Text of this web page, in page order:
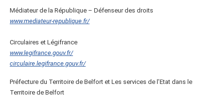
Médiateur de la République – Défenseur des droits
www.mediateur-republique.fr/
Circulaires et Légifrance
www.legifrance.gouv.fr/
circulaire.legifrance.gouv.fr/
Préfecture du Territoire de Belfort et Les services de l’Etat dans le
Territoire de Belfort